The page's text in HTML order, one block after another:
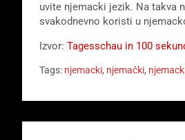
uvite njemacki jezik. Na takva
svakodnevno koristi u
Izvor: Tagesschau in 100
Tags: njemacki, njemački,